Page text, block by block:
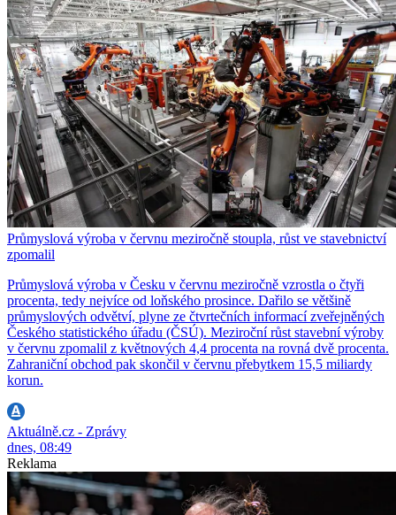
Průmyslová výroba v červnu meziročně stoupla, růst ve stavebnictví
zpomalil
Průmyslová výroba v Česku v červnu meziročně vzrostla o čtyři
procenta, tedy nejvíce od loňského prosince. Dařilo se většině
průmyslových odvětví, plyne ze čtvrtečních informací zveřejněných
Českého statistického úřadu (ČSÚ). Meziroční růst stavební výroby
v červnu zpomalil z květnových 4,4 procenta na rovná dvě procenta.
Zahraniční obchod pak skončil v červnu přebytkem 15,5 miliardy
korun.
Aktuálně.cz - Zprávy
dnes, 08:49
Reklama